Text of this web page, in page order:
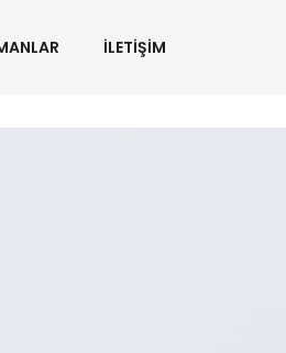
İLETİŞİM